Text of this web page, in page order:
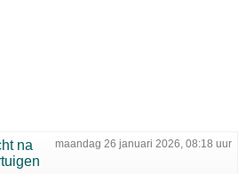
maandag 26 januari 2026, 08:18 uur
na